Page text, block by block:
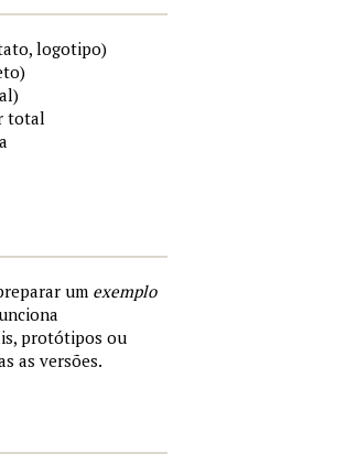
logotipo)
total
um exemplo
protótipos ou
as versões.